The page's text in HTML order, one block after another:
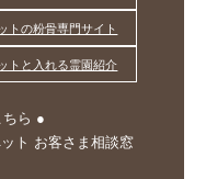
トの粉骨専門サイト
トと入れる霊園紹介
ちら ●
ト お客さま相談窓